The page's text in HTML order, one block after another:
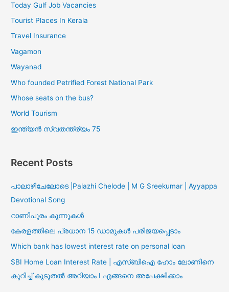
Today Gulf Job Vacancies
Tourist Places In Kerala
Travel Insurance
Vagamon
Wayanad
Who founded Petrified Forest National Park
Whose seats on the bus?
World Tourism
ഇന്ത്യൻ സ്വതന്ത്ര്യം 75
Recent Posts
പാലാഴിചേലോടെ |Palazhi Chelode | M G Sreekumar | Ayyappa
Devotional Song
റാണിപുരം കുന്നുകൾ
കേരളത്തിലെ പ്രധാന 15 ഡാമുകൾ പരിജയപ്പെടാം
Which bank has lowest interest rate on personal loan
SBI Home Loan Interest Rate | എസ്ബിഐ ഹോം ലോണിനെ
കുറിച്ച് കുടുതൽ അറിയാം I എങ്ങനെ അപേക്ഷിക്കാം